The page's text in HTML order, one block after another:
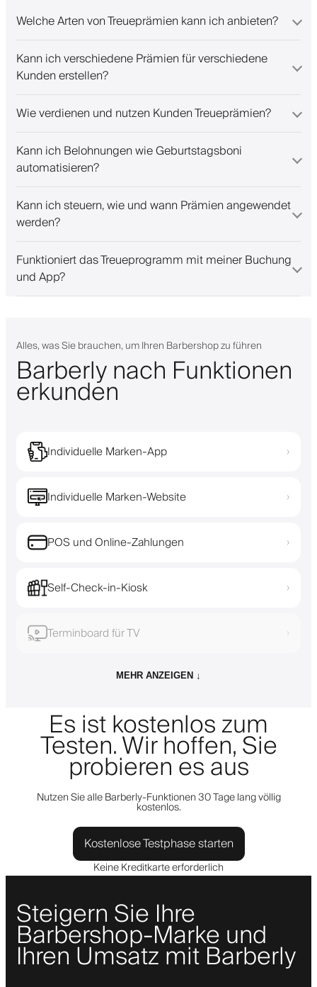
Welche Arten von Treueprämien kann ich anbieten?
Kann ich verschiedene Prämien für verschiedene
Kunden erstellen?
Wie verdienen und nutzen Kunden Treueprämien?
Kann ich Belohnungen wie Geburtstagsboni
automatisieren?
Kann ich steuern, wie und wann Prämien angewendet
werden?
Funktioniert das Treueprogramm mit meiner Buchung
und App?
Alles, was Sie brauchen, um Ihren Barbershop zu führen
Barberly nach Funktionen
erkunden
Individuelle Marken-App ›
Individuelle Marken-Website ›
POS und Online-Zahlungen ›
Self-Check-in-Kiosk ›
Terminboard für TV ›
MEHR ANZEIGEN ↓
Es ist kostenlos zum
Testen. Wir hoffen, Sie
probieren es aus
Nutzen Sie alle Barberly-Funktionen 30 Tage lang völlig
kostenlos.
Kostenlose Testphase starten
Keine Kreditkarte erforderlich
Steigern Sie Ihre
Barbershop-Marke und
Ihren Umsatz mit Barberly